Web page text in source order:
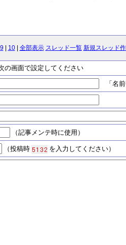
9 10| 全部表示 スレッド一覧 新規スレッド
の画面で設定してください
「名前
（記事メンテ時に使用）
（投稿時 を入力してください）